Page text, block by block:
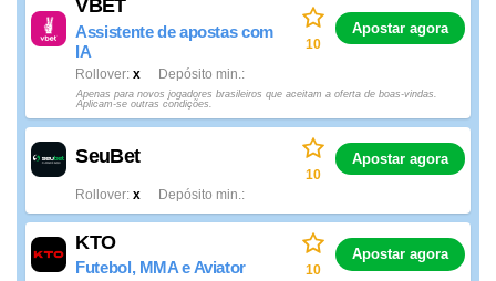
VBET
Assistente de apostas com
IA
x
Rollover Depósito min.
10
Apostar agora
Apenas para novos jogadores brasileiros que aceitam a oferta de boas-vindas.
Aplicam-se outras condições.
SeuBet
x
Rollover Depósito min.
10
Apostar agora
KTO
Futebol, MMA e Aviator 10
Apostar agora